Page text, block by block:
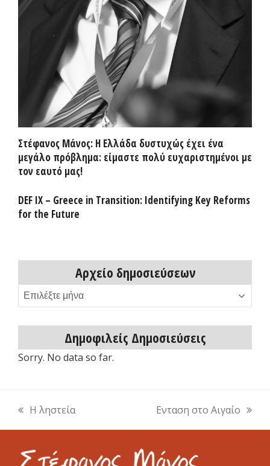
Στέφανος Μάνος: Η Ελλάδα δυστυχώς έχει ένα
μεγάλο πρόβλημα: είμαστε πολύ ευχαριστημένοι με
τον εαυτό μας!
DEF IX – Greece in Transition: Identifying Key Reforms
for the Future
Αρχείο δημοσιεύσεων
Αρχείο
δημοσιεύσεων
Δημοφιλείς Δημοσιεύσεις
Sorry. No data so far.
previous
post:
Η ληστεία
next
post:
Ενταση στο Αιγαίο